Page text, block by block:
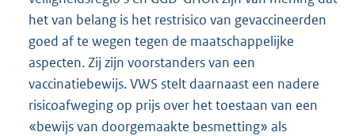
het van belang is het restrisico van gevaccineerden
goed af te wegen tegen de maatschappelijke
aspecten. Zij zijn voorstanders van een
vaccinatiebewijs. VWS stelt daarnaast een nadere
risicoafweging op prijs over het toestaan van een
«bewijs van doorgemaakte besmetting» als